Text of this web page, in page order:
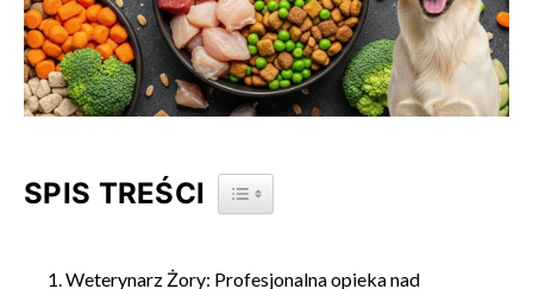
SPIS TREŚCI TOGGLE TABLE OF CONTENT
Weterynarz Żory: Profesjonalna opieka nad